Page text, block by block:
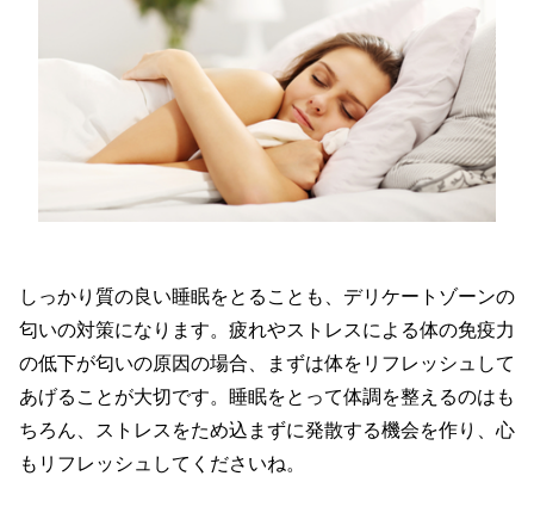
しっかり質の良い睡眠をとることも、デリケートゾーンの
匂いの対策になります。疲れやストレスによる体の免疫力
の低下が匂いの原因の場合、まずは体をリフレッシュして
あげることが大切です。睡眠をとって体調を整えるのはも
ちろん、ストレスをため込まずに発散する機会を作り、心
もリフレッシュしてくださいね。